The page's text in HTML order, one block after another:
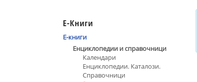
Е-Книги
Е-книги
Енциклопедии и справочници
Календари
Енциклопедии. Каталози.
Справочници